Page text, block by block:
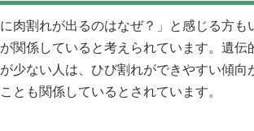
に肉割れが出るのはなぜ？」と感じる方
関係していると考えられています。遺
少ない人は、ひび割れができやすい傾
とも関係しているとされています。